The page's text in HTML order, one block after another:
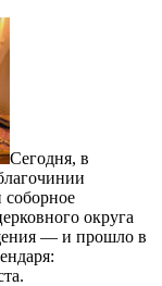
Сегодня, в
соборное
округа
— и прошло в